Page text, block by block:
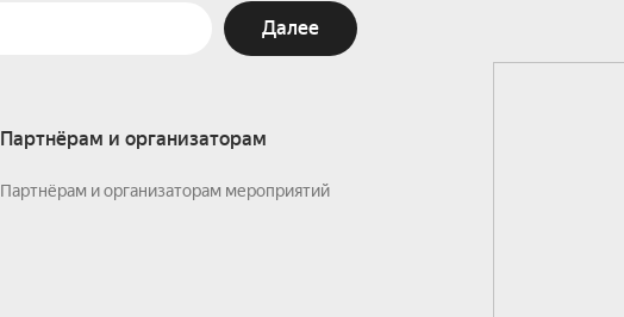
Далее
Партнёрам и организаторам
Партнёрам и организаторам мероприятий